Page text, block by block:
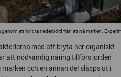
att hindra nederbörd från att nå marken.
med att bryta ner organiskt
att nödvändig näring tillförs jorden
och en annan del släpps ut i